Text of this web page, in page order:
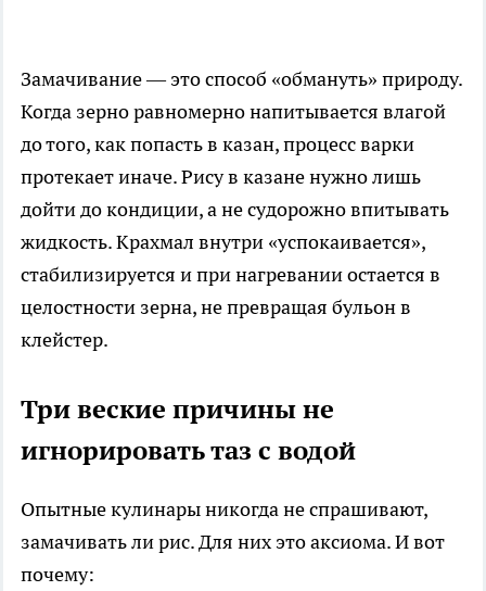
Замачивание — это способ «обмануть» природу.
Когда зерно равномерно напитывается влагой
до того, как попасть в казан, процесс варки
протекает иначе. Рису в казане нужно лишь
дойти до кондиции, а не судорожно впитывать
жидкость. Крахмал внутри «успокаивается»,
стабилизируется и при нагревании остается в
целостности зерна, не превращая бульон в
клейстер.
Три веские причины не
игнорировать таз с водой
Опытные кулинары никогда не спрашивают,
замачивать ли рис. Для них это аксиома. И вот
почему: